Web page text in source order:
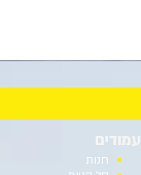
עמודים
חנות